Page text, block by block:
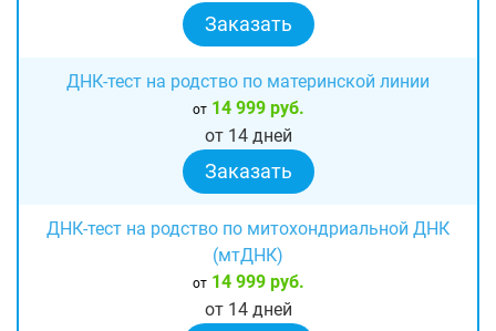
Заказать
ДНК-тест на родство по материнской линии
от14 999 руб.
от 14 дней
Заказать
ДНК-тест на родство по митохондриальной ДНК
(мтДНК)
от14 999 руб.
от 14 дней